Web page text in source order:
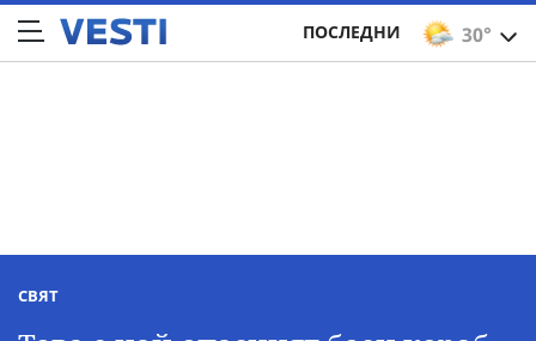
30°
ПОСЛЕДНИ
СВЯТ